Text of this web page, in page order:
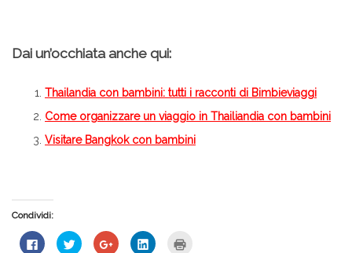
Dai un’occhiata anche qui:
Thailandia con bambini: tutti i racconti di Bimbieviaggi
Come organizzare un viaggio in Thailiandia con bambini
Visitare Bangkok con bambini
Condividi:
Fai
clic
Fai
clic
Fai
clic
Fai
clic